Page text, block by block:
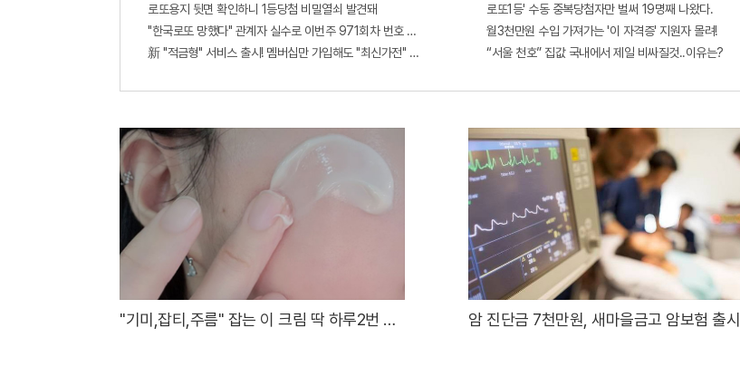
로또용지 뒷면 확인하니 1등당첨 비밀열쇠 발견돼
"한국로또 망했다" 관계자 실수로 이번주 971회차 번호 6자리 공개!? 꼭 확인해라!
新 "적금형" 서비스 출시! 멤버십만 가입해도 "최신가전" 선착순 100% 무료 경품지원!!
로또1등' 수동 중복당첨자만 벌써 19명째 나왔다.
월3천만원 수입 가져가는 '이 자격증' 지원자 몰려!
“서울 천호” 집값 국내에서 제일 비싸질것..이유는?
"기미,잡티,주름" 잡는 이 크림 딱 하루2번 발
암 진단금 7천만원, 새마을금고 암보험 출시